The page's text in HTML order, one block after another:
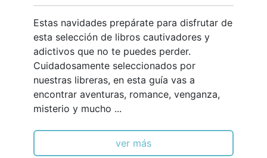
Estas navidades prepárate para disfrutar de
esta selección de libros cautivadores y
adictivos que no te puedes perder.
Cuidadosamente seleccionados por
nuestras libreras, en esta guía vas a
encontrar aventuras, romance, venganza,
misterio y mucho ...
ver más